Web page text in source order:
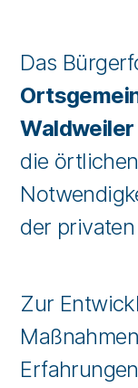
Das
Waldweiler
die
der
Zur